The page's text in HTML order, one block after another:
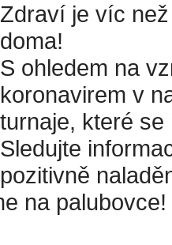
Zdraví je víc
doma!
S ohledem na
koronavirem v
turnaje, které
Sledujte
pozitivně
na palubovce!